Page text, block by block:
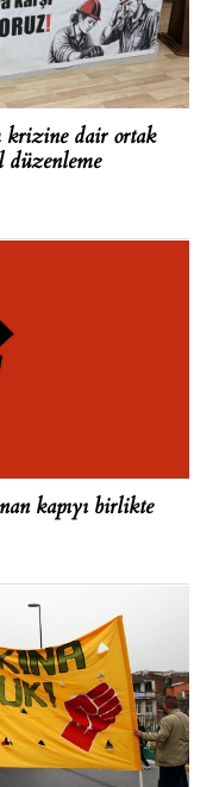
dair ortak
düzenleme
kapıyı birlikte